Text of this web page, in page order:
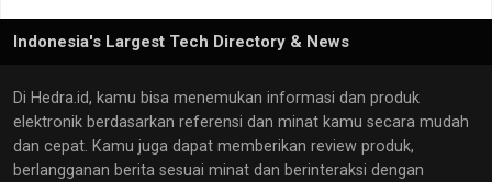
Indonesia's Largest Tech Directory & News
Di Hedra.id, kamu bisa menemukan informasi dan produk
elektronik berdasarkan referensi dan minat kamu secara mudah
dan cepat. Kamu juga dapat memberikan review produk,
berlangganan berita sesuai minat dan berinteraksi dengan